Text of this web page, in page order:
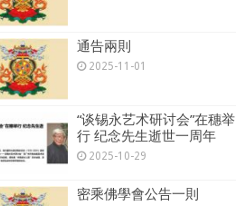
通告兩則
2025-11-01
“谈锡永艺术研讨会”在穗举
行 纪念先生逝世一周年
2025-10-29
密乘佛學會公告一則